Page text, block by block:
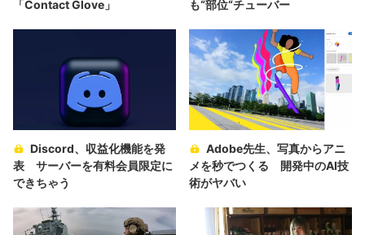
「Contact Glove」
も“部位“チューバー
Discord、収益化機能を発
表 サーバーを有料会員限定に
できちゃう
Adobe先生、写真からアニ
メを秒でつくる 開発中のAI技
術がヤバい